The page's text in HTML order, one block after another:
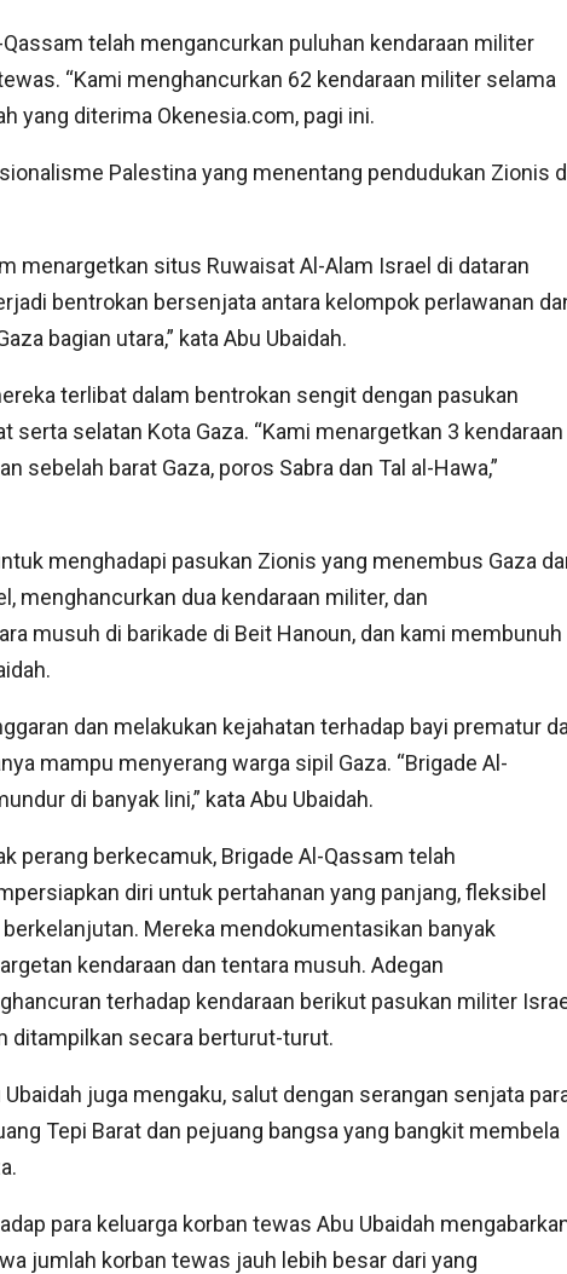
telah mengancurkan puluhan kendaraan militer
“Kami menghancurkan 62 kendaraan militer selama
yang diterima Okenesia.com, pagi ini.
Palestina yang menentang pendudukan Zionis
menargetkan situs Ruwaisat Al-Alam Israel di dataran
bentrokan bersenjata antara kelompok perlawanan
bagian utara,” kata Abu Ubaidah.
terlibat dalam bentrokan sengit dengan pasukan
serta selatan Kota Gaza. “Kami menargetkan 3 kendaraan
barat Gaza, poros Sabra dan Tal al-Hawa,”
menghadapi pasukan Zionis yang menembus Gaza
menghancurkan dua kendaraan militer, dan
musuh di barikade di Beit Hanoun, dan kami membunuh
dan melakukan kejahatan terhadap bayi prematur
mampu menyerang warga sipil Gaza. “Brigade Al-
di banyak lini,” kata Abu Ubaidah.
perang berkecamuk, Brigade Al-Qassam telah
diri untuk pertahanan yang panjang, fleksibel
berkelanjutan. Mereka mendokumentasikan banyak
kendaraan dan tentara musuh. Adegan
terhadap kendaraan berikut pasukan militer
ditampilkan secara berturut-turut.
Ubaidah juga mengaku, salut dengan serangan senjata
Tepi Barat dan pejuang bangsa yang bangkit membela
para keluarga korban tewas Abu Ubaidah
jumlah korban tewas jauh lebih besar dari yang